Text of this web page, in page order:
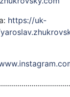
https://uk-